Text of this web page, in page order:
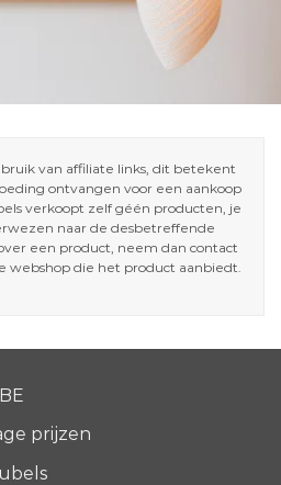
van affiliate links, dit betekent
ontvangen voor een aankoop
verkoopt zelf géén producten, je
naar de desbetreffende
een product, neem dan contact
die het product aanbiedt.
prijzen